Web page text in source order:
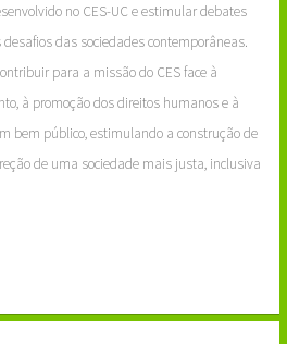
no CES-UC e estimular debates
das sociedades contemporâneas.
para a missão do CES face à
à promoção dos direitos humanos e à
bem público, estimulando a construção de
de uma sociedade mais justa, inclusiva